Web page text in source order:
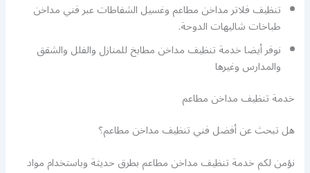
تنظيف فلاتر مداخن مطاعم وغسيل الشفاطات عبر فني مداخن
طباخات شاليهات الدوحة.
نوفر أيضا خدمة تنظيف مداخن مطابخ للمنازل والفلل والشقق
والمدارس وغيرها
خدمة تنظيف مداخن مطاعم
هل تبحث عن أفضل فني تنظيف مداخن مطاعم؟
نؤمن لكم خدمة تنظيف مداخن مطاعم بطرق حديثة وباستخدام مواد